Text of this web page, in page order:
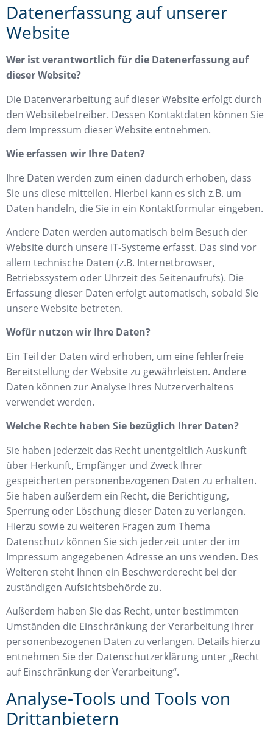
Datenerfassung auf unserer
Website
Wer ist verantwortlich für die Datenerfassung auf
dieser Website?
Die Datenverarbeitung auf dieser Website erfolgt durch
den Websitebetreiber. Dessen Kontaktdaten können Sie
dem Impressum dieser Website entnehmen.
Wie erfassen wir Ihre Daten?
Ihre Daten werden zum einen dadurch erhoben, dass
Sie uns diese mitteilen. Hierbei kann es sich z.B. um
Daten handeln, die Sie in ein Kontaktformular eingeben.
Andere Daten werden automatisch beim Besuch der
Website durch unsere IT-Systeme erfasst. Das sind vor
allem technische Daten (z.B. Internetbrowser,
Betriebssystem oder Uhrzeit des Seitenaufrufs). Die
Erfassung dieser Daten erfolgt automatisch, sobald Sie
unsere Website betreten.
Wofür nutzen wir Ihre Daten?
Ein Teil der Daten wird erhoben, um eine fehlerfreie
Bereitstellung der Website zu gewährleisten. Andere
Daten können zur Analyse Ihres Nutzerverhaltens
verwendet werden.
Welche Rechte haben Sie bezüglich Ihrer Daten?
Sie haben jederzeit das Recht unentgeltlich Auskunft
über Herkunft, Empfänger und Zweck Ihrer
gespeicherten personenbezogenen Daten zu erhalten.
Sie haben außerdem ein Recht, die Berichtigung,
Sperrung oder Löschung dieser Daten zu verlangen.
Hierzu sowie zu weiteren Fragen zum Thema
Datenschutz können Sie sich jederzeit unter der im
Impressum angegebenen Adresse an uns wenden. Des
Weiteren steht Ihnen ein Beschwerderecht bei der
zuständigen Aufsichtsbehörde zu.
Außerdem haben Sie das Recht, unter bestimmten
Umständen die Einschränkung der Verarbeitung Ihrer
personenbezogenen Daten zu verlangen. Details hierzu
entnehmen Sie der Datenschutzerklärung unter „Recht
auf Einschränkung der Verarbeitung“.
Analyse-Tools und Tools von
Drittanbietern